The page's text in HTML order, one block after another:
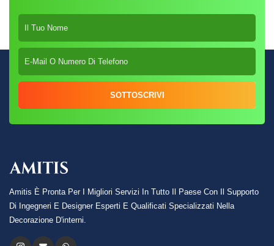
SOTTOSCRIVI
Amitis È Pronta Per I Migliori Servizi In Tutto Il Paese Con Il Supporto
Di Ingegneri E Designer Esperti E Qualificati Specializzati Nella
Decorazione D'interni.